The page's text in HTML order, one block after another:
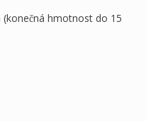
hmotnost do 15